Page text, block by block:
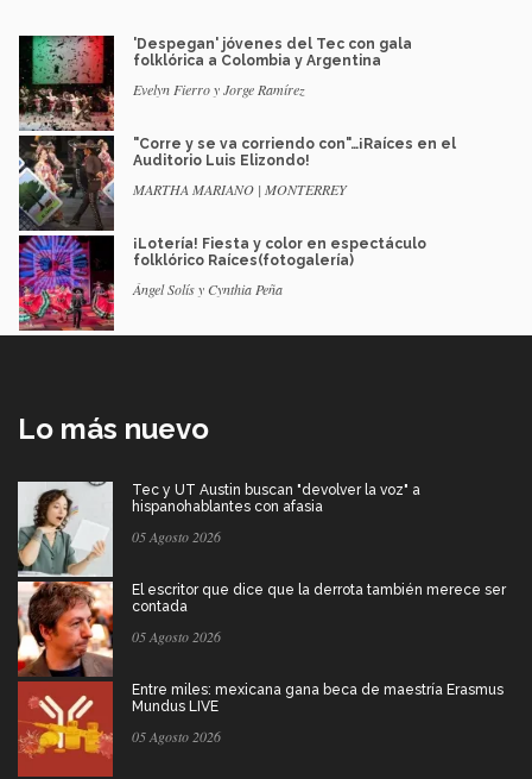
'Despegan' jóvenes del Tec con gala
folklórica a Colombia y Argentina
Evelyn Fierro y Jorge Ramírez
"Corre y se va corriendo con"…¡Raíces en el
Auditorio Luis Elizondo!
MARTHA MARIANO | MONTERREY
¡Lotería! Fiesta y color en espectáculo
folklórico Raíces(fotogalería)
Ángel Solís y Cynthia Peña
Lo más nuevo
Tec y UT Austin buscan "devolver la voz" a
hispanohablantes con afasia
05 Agosto 2026
El escritor que dice que la derrota también merece ser
contada
05 Agosto 2026
Entre miles: mexicana gana beca de maestría Erasmus
Mundus LIVE
05 Agosto 2026